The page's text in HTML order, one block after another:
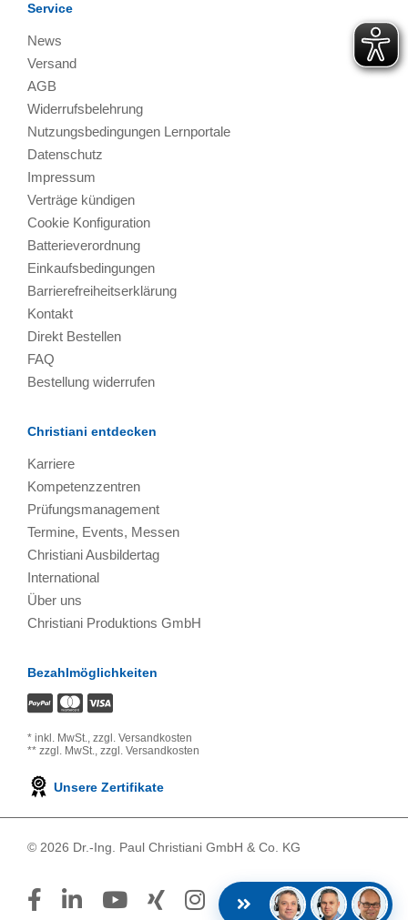
Service
News
Versand
AGB
Widerrufsbelehrung
Nutzungsbedingungen Lernportale
Datenschutz
Impressum
Verträge kündigen
Cookie Konfiguration
Batterieverordnung
Einkaufsbedingungen
Barrierefreiheitserklärung
Kontakt
Direkt Bestellen
FAQ
Bestellung widerrufen
Christiani entdecken
Karriere
Kompetenzzentren
Prüfungsmanagement
Termine, Events, Messen
Christiani Ausbildertag
International
Über uns
Christiani Produktions GmbH
Bezahlmöglichkeiten
* inkl. MwSt., zzgl. Versandkosten
** zzgl. MwSt., zzgl. Versandkosten
Unsere Zertifikate
© 2026 Dr.-Ing. Paul Christiani GmbH & Co. KG